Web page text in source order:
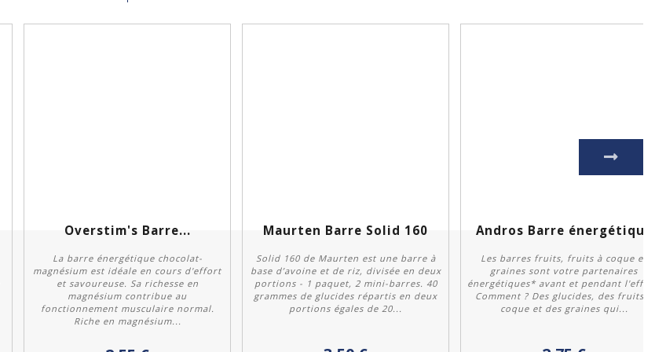
Personnaliser
Overstim's Barre...
La barre énergétique chocolat-
magnésium est idéale en cours d'effort
et savoureuse. Sa richesse en
magnésium contribue au
fonctionnement musculaire normal.
Riche en magnésium...
Acheter
Maurten Barre Solid 160
Solid 160 de Maurten est une barre à
base d’avoine et de riz, divisée en deux
portions - 1 paquet, 2 mini-barres. 40
grammes de glucides répartis en deux
portions égales de 20...
Personnaliser
Andros Barre énergétique
Les barres fruits, fruits à coque et
graines sont votre partenaires
énergétiques* avant et pendant
Comment ? Des glucides, des fruits à
coque et des graines qui...